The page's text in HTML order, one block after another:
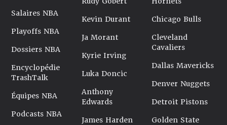
Salaires NBA
Playoffs NBA
Dossiers NBA
Encyclopédie
TrashTalk
Équipes NBA
Podcasts NBA
Kevin Durant
Ja Morant
Kyrie Irving
Luka Doncic
Anthony
Edwards
James Harden
Chicago Bulls
Cleveland
Cavaliers
Dallas Mavericks
Denver Nuggets
Detroit Pistons
Golden State